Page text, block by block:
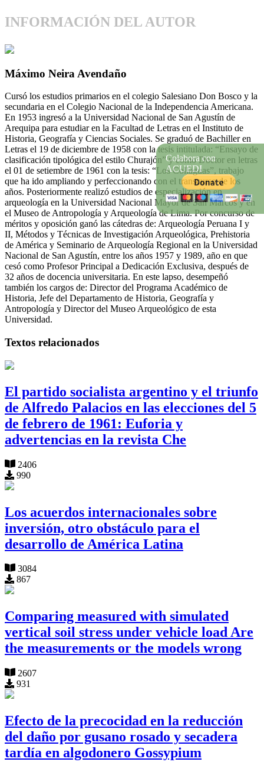
INFORMACIÓN DEL AUTOR
Máximo Neira Avendaño
Cursó los estudios primarios en el colegio Salesiano Don Bosco y la
secundaria en el Colegio Nacional de la Independencia Americana.
En 1953 ingresó a la Universidad Nacional de San Agustín de
Arequipa para estudiar en la Facultad de Letras en el Instituto de
Historia, Geografía y Ciencias Sociales. Se graduó de Bachiller en
Letras el 19 de diciembre de 1958 con la tesis intitulada: “Ensayo de
clasificación tipológica del estilo Churajón” y como Doctor en letras
el 01 de setiembre de 1961 con la tesis: “Los Collaguas”, trabajo
que ha ido ampliando y perfeccionando con el transcurso de los
años. Posteriormente realizó estudios de especialización en
arqueología en la Universidad Nacional Mayor de San Marcos y en
el Museo de Antropología y Arqueología de Lima. Por concurso de
méritos y oposición ganó las cátedras de: Arqueología Peruana I y
II, Métodos y Técnicas de Investigación Arqueológica, Prehistoria
de América y Seminario de Arqueología Regional en la Universidad
Nacional de San Agustín, entre los años 1957 y 1989, año en que
cesó como Profesor Principal a Dedicación Exclusiva, después de
32 años de docencia universitaria. En este lapso, desempeñó
también los cargos de: Director del Programa Académico de
Historia, Jefe del Departamento de Historia, Geografía y
Antropología y Director del Museo Arqueológico de esta
Universidad.
Textos relacionados
El partido socialista argentino y el triunfo
de Alfredo Palacios en las elecciones del 5
de febrero de 1961: Euforia y
advertencias en la revista Che
2406
990
Los acuerdos internacionales sobre
inversión, otro obstáculo para el
desarrollo de América Latina
3084
867
Comparing measured with simulated
vertical soil stress under vehicle load Are
the measurements or the models wrong
2607
931
Efecto de la precocidad en la reducción
del daño por gusano rosado y secadera
tardía en algodonero Gossypium
Colabora con
ACUEDI